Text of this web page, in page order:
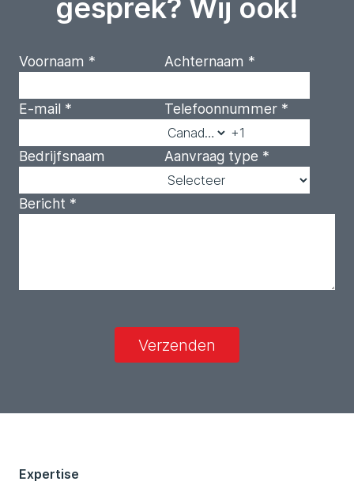
gesprek? Wij ook!
Voornaam * Achternaam *
E-mail * Telefoonnummer *
Bedrijfsnaam Aanvraag type *
Bericht *
Verzenden
Expertise